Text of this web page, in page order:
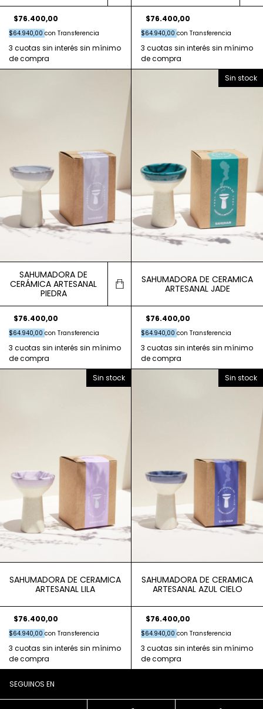
$76.400,00
$64.940,00 con Transferencia
$76.400,00
$64.940,00 con Transferencia
SAHUMADORA DE
CERÁMICA ARTESANAL
PIEDRA
$76.400,00
$64.940,00 con Transferencia
Sin stock
SAHUMADORA DE CERAMICA
ARTESANAL JADE
$76.400,00
$64.940,00 con Transferencia
Sin stock
SAHUMADORA DE CERAMICA
ARTESANAL LILA
$76.400,00
$64.940,00 con Transferencia
Sin stock
SAHUMADORA DE CERAMICA
ARTESANAL AZUL CIELO
$76.400,00
$64.940,00 con Transferencia
SEGUINOS EN